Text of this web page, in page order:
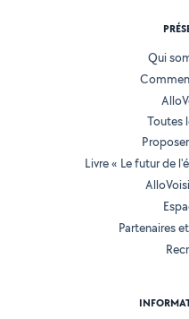
Qui
Toutes
Livre « Le futur de
Partenaires